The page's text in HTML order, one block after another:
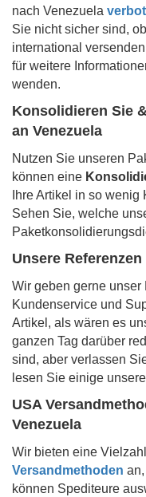
nach Venezuela
Sie nicht sicher sind,
international
für weitere
wenden.
Konsolidieren Sie
an Venezuela
Nutzen Sie unseren
können eine
Ihre Artikel in so
Sehen Sie, welche
Unsere
Wir geben gerne unser
Kundenservice und
Artikel, als wären es
ganzen Tag darüber
sind, aber verlassen
lesen Sie einige
USA
Venezuela
Wir bieten eine
Versandmethoden
können Spediteure